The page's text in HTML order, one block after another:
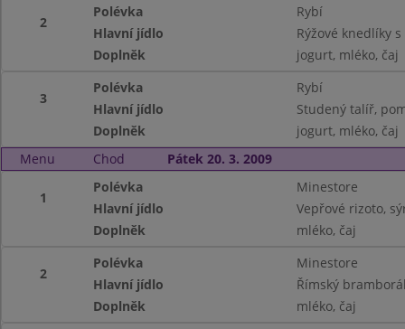
2
Polévka
Rybí
Hlavní jídlo
Rýžové knedlíky
Doplněk
jogurt, mléko, čaj
3
Polévka
Rybí
Hlavní jídlo
Studený talíř,
Doplněk
jogurt, mléko, čaj
Menu
Chod Pátek 20. 3. 2009
1
Polévka
Minestore
Hlavní jídlo
Vepřové rizoto,
Doplněk
mléko, čaj
2
Polévka
Minestore
Hlavní jídlo
Římský
Doplněk
mléko, čaj